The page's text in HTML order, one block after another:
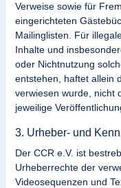
Verweise sowie für
eingerichteten
Mailinglisten. Für
Inhalte und
oder Nichtnutzung
entstehen, haftet allein
verwiesen wurde, nicht
jeweilige
3. Urheber- und
Der CCR e.V. ist
Urheberrechte der
Videosequenzen und